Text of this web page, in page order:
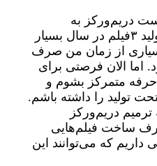
دریم‌ورکز به
تحلیل‌گران اقتصادی گفت: “تولید ۳فیلم در سال بسیار
از زمان من صرف
اما الان فرصتی برای
متمرکز بشوم و
تولید را داشته باشم.
به ترمیم دریم‌ورکز
ساخت فیلم‌هایی
داریم که می‌توانند این